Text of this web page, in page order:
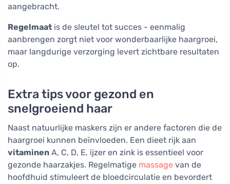
aangebracht.
Regelmaat is de sleutel tot succes - eenmalig
aanbrengen zorgt niet voor wonderbaarlijke haargroei,
maar langdurige verzorging levert zichtbare resultaten
op.
Extra tips voor gezond en
snelgroeiend haar
Naast natuurlijke maskers zijn er andere factoren die de
haargroei kunnen beïnvloeden. Een dieet rijk aan
vitaminen A, C, D, E, ijzer en zink is essentieel voor
gezonde haarzakjes. Regelmatige massage van de
hoofdhuid stimuleert de bloedcirculatie en bevordert